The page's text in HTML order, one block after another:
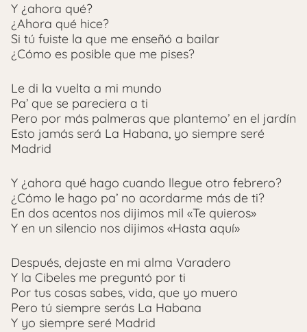
Y ¿ahora qué?
¿Ahora qué hice?
Si tú fuiste la que me enseñó a bailar
¿Cómo es posible que me pises?
Le di la vuelta a mi mundo
Pa’ que se pareciera a ti
Pero por más palmeras que plantemo’ en el jardín
Esto jamás será La Habana, yo siempre seré
Madrid
Y ¿ahora qué hago cuando llegue otro febrero?
¿Cómo le hago pa’ no acordarme más de ti?
En dos acentos nos dijimos mil «Te quieros»
Y en un silencio nos dijimos «Hasta aquí»
Después, dejaste en mi alma Varadero
Y la Cibeles me preguntó por ti
Por tus cosas sabes, vida, que yo muero
Pero tú siempre serás La Habana
Y yo siempre seré Madrid